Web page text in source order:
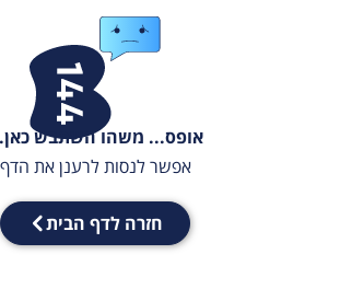
אופס... משהו השתבש
אפשר לנסות לרענן את הדף
חזרה לדף הבית